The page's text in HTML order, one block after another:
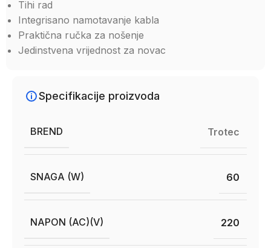
Tihi rad
Integrisano namotavanje kabla
Praktična ručka za nošenje
Jedinstvena vrijednost za novac
Specifikacije proizvoda
BREND Trotec
SNAGA (W) 60
NAPON (AC)(V) 220